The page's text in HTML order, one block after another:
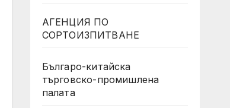
АГЕНЦИЯ ПО
СОРТОИЗПИТВАНЕ
Българо-китайска
търговско-промишлена
палата